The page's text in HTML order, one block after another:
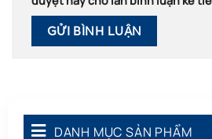
DANH MỤC SẢN PHẨM